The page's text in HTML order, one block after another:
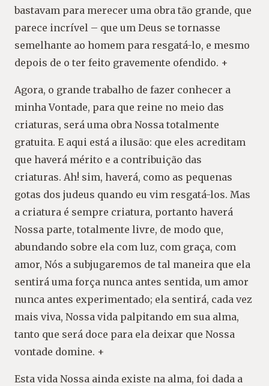
bastavam para merecer uma obra tão grande, que
parece incrível – que um Deus se tornasse
semelhante ao homem para resgatá-lo, e mesmo
depois de o ter feito gravemente ofendido. +
Agora, o grande trabalho de fazer conhecer a
minha Vontade, para que reine no meio das
criaturas, será uma obra Nossa totalmente
gratuita. E aqui está a ilusão: que eles acreditam
que haverá mérito e a contribuição das
criaturas. Ah! sim, haverá, como as pequenas
gotas dos judeus quando eu vim resgatá-los. Mas
a criatura é sempre criatura, portanto haverá
Nossa parte, totalmente livre, de modo que,
abundando sobre ela com luz, com graça, com
amor, Nós a subjugaremos de tal maneira que ela
sentirá uma força nunca antes sentida, um amor
nunca antes experimentado; ela sentirá, cada vez
mais viva, Nossa vida palpitando em sua alma,
tanto que será doce para ela deixar que Nossa
vontade domine. +
Esta vida Nossa ainda existe na alma, foi dada a